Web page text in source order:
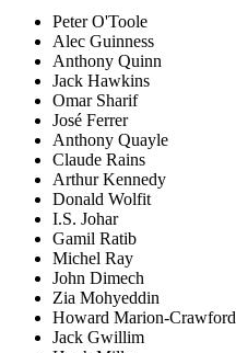
Peter O'Toole
Alec Guinness
Anthony Quinn
Jack Hawkins
Omar Sharif
José Ferrer
Anthony Quayle
Claude Rains
Arthur Kennedy
Donald Wolfit
I.S. Johar
Gamil Ratib
Michel Ray
John Dimech
Zia Mohyeddin
Howard Marion-Crawford
Jack Gwillim